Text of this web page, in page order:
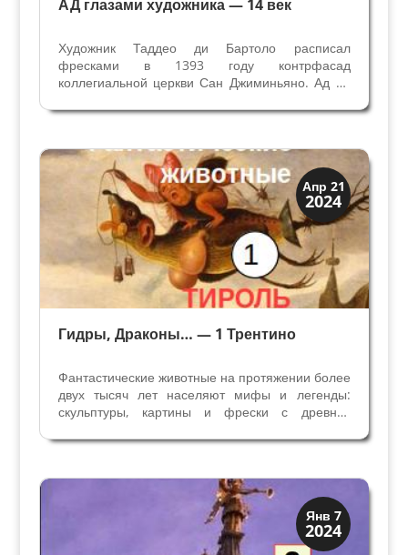
АД глазами художника — 14 век
Художник Таддео ди Бартоло расписал
фресками в 1393 году контрфасад
коллегиальной церкви Сан Джиминьяно. Ад на
поразительным и пугающим, непревзойденным
Символика, лежащая в основе повествования
Апр 21
2024
Искусство
Символы
Гидры, Драконы… — 1 Трентино
Фантастические животные на протяжении более
двух тысяч лет населяют мифы и легенды:
скульптуры, картины и фрески с древних
химер, единорогов, сфинксов, морских
оправляемся в горы...
Янв 7
2024
Иконография
Смерть и Триумфы